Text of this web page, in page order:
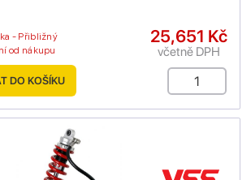
- Přibližný
od nákupu
25,651 Kč
včetně DPH
DO KOŠÍKU